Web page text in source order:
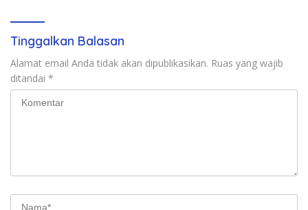
Tinggalkan Balasan
Alamat email Anda tidak akan dipublikasikan. Ruas yang wajib
ditandai *